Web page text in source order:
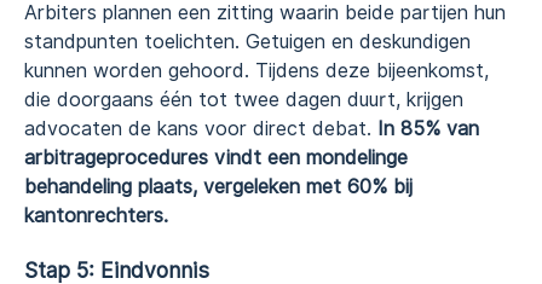
Arbiters plannen een zitting waarin beide partijen hun
standpunten toelichten. Getuigen en deskundigen
kunnen worden gehoord. Tijdens deze bijeenkomst,
die doorgaans één tot twee dagen duurt, krijgen
advocaten de kans voor direct debat. In 85% van
arbitrageprocedures vindt een mondelinge
behandeling plaats, vergeleken met 60% bij
kantonrechters.
Stap 5: Eindvonnis